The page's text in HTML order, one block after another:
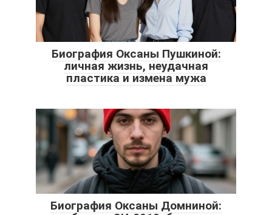
Биография Оксаны Пушкиной:
личная жизнь, неудачная
пластика и измена мужа
Биография Оксаны Домниной: